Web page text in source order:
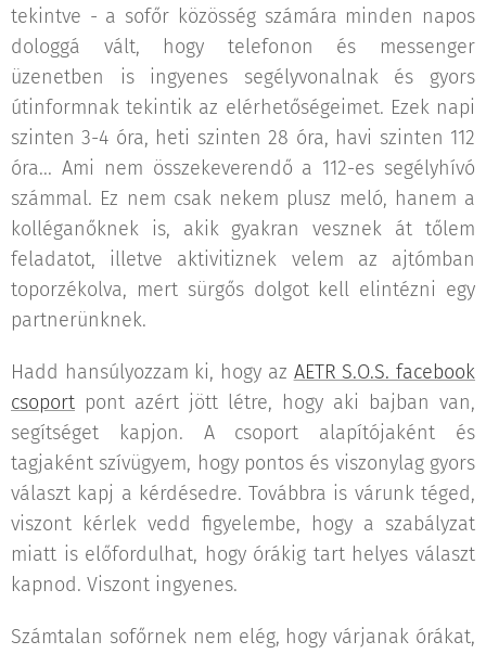
tekintve - a sofőr közösség számára minden napos
dologgá vált, hogy telefonon és messenger
üzenetben is ingyenes segélyvonalnak és gyors
útinformnak tekintik az elérhetőségeimet. Ezek napi
szinten 3-4 óra, heti szinten 28 óra, havi szinten 112
óra... Ami nem összekeverendő a 112-es segélyhívó
számmal. Ez nem csak nekem plusz meló, hanem a
kolléganőknek is, akik gyakran vesznek át tőlem
feladatot, illetve aktivitiznek velem az ajtómban
toporzékolva, mert sürgős dolgot kell elintézni egy
partnerünknek.
Hadd hansúlyozzam ki, hogy az AETR S.O.S. facebook
csoport pont azért jött létre, hogy aki bajban van,
segítséget kapjon. A csoport alapítójaként és
tagjaként szívügyem, hogy pontos és viszonylag gyors
választ kapj a kérdésedre. Továbbra is várunk téged,
viszont kérlek vedd figyelembe, hogy a szabályzat
miatt is előfordulhat, hogy órákig tart helyes választ
kapnod. Viszont ingyenes.
Számtalan sofőrnek nem elég, hogy várjanak órákat,